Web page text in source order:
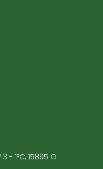
- 1ºC, 15895 O